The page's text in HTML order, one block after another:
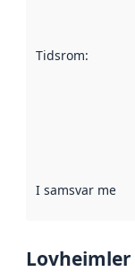
Tidsrom:
I samsvar med
Lovheimler